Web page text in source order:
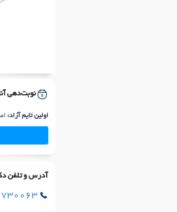
نوبت‌دهی
اولین تایم آزاد:
آدرس و تلفن